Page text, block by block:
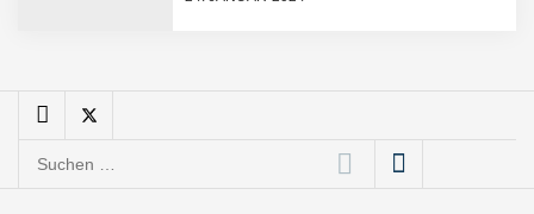
Software – flexibel, offen,
Suchen